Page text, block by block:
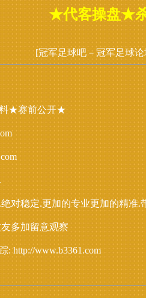
★代客操盘★
[冠军足球吧－冠军足球
★赛前公开★
对稳定.更加的专业更加的精准.
多加留意观察
: http://www.b3361.com